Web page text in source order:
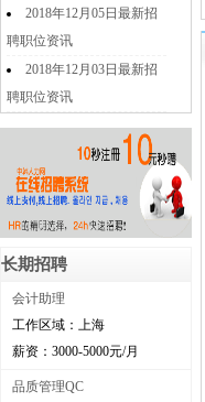
2018年12月05日最新招
聘职位资讯
2018年12月03日最新招
聘职位资讯
长期招聘
会计助理
工作区域：上海
薪资：3000-5000元/月
品质管理QC